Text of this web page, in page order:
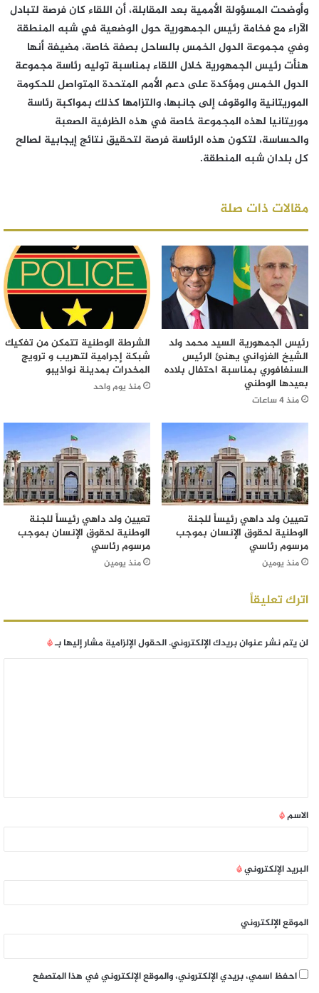
وأوضحت المسؤولة الأممية بعد المقابلة، أن اللقاء كان فرصة لتبادل
الآراء مع فخامة رئيس الجمهورية حول الوضعية في شبه المنطقة
وفي مجموعة الدول الخمس بالساحل بصفة خاصة، مضيفة أنها
هنأت رئيس الجمهورية خلال اللقاء بمناسبة توليه رئاسة مجموعة
الدول الخمس ومؤكدة على دعم الأمم المتحدة المتواصل للحكومة
الموريتانية والوقوف إلى جانبها، والتزامها كذلك بمواكبة رئاسة
موريتانيا لهذه المجموعة خاصة في هذه الظرفية الصعبة
والحساسة، لتكون هذه الرئاسة فرصة لتحقيق نتائج إيجابية لصالح
كل بلدان شبه المنطقة.
مقالات ذات صلة
رئيس الجمهورية السيد محمد ولد
الشيخ الغزواني يهنئ الرئيس
السنغافوري بمناسبة احتفال بلاده
بعيدها الوطني
منذ 4 ساعات
الشرطة الوطنية تتمكن من تفكيك
شبكة إجرامية لتهريب و ترويج
المخدرات بمدينة نواذيبو
منذ يوم واحد
تعيين ولد داهي رئيساً للجنة
الوطنية لحقوق الإنسان بموجب
مرسوم رئاسي
منذ يومين
تعيين ولد داهي رئيساً للجنة
الوطنية لحقوق الإنسان بموجب
مرسوم رئاسي
منذ يومين
اترك تعليقاً
لن يتم نشر عنوان بريدك الإلكتروني.الحقول الإلزامية مشار إليها بـ*
الاسم*
البريد الإلكتروني*
الموقع الإلكتروني
احفظ اسمي، بريدي الإلكتروني، والموقع الإلكتروني في هذا المتصفح